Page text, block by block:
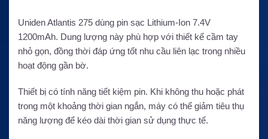
Uniden Atlantis 275 dùng pin sạc Lithium-Ion 7.4V
1200mAh. Dung lượng này phù hợp với thiết kế cầm tay
nhỏ gọn, đồng thời đáp ứng tốt nhu cầu liên lạc trong nhiều
hoạt động gần bờ.
Thiết bị có tính năng tiết kiệm pin. Khi không thu hoặc phát
trong một khoảng thời gian ngắn, máy có thể giảm tiêu thụ
năng lượng để kéo dài thời gian sử dụng thực tế.